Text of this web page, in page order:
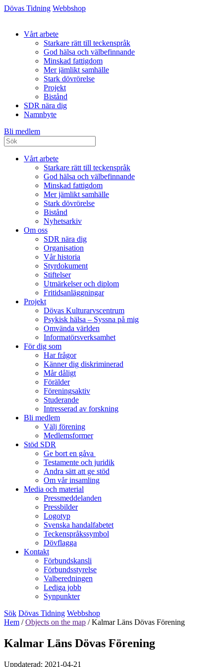
Dövas Tidning Webbshop
Vårt arbete
Starkare rätt till teckenspråk
God hälsa och välbefinnande
Minskad fattigdom
Mer jämlikt samhälle
Stark dövrörelse
Projekt
Bistånd
SDR nära dig
Namnbyte
Bli medlem
Vårt arbete
Starkare rätt till teckenspråk
God hälsa och välbefinnande
Minskad fattigdom
Mer jämlikt samhälle
Stark dövrörelse
Bistånd
Nyhetsarkiv
Om oss
SDR nära dig
Organisation
Vår historia
Styrdokument
Stiftelser
Utmärkelser och diplom
Fritidsanläggningar
Projekt
Dövas Kulturarvscentrum
Psykisk hälsa – Syssna på mig
Omvända världen
Informatörsverksamhet
För dig som
Har frågor
Känner dig diskriminerad
Mår dåligt
Förälder
Föreningsaktiv
Studerande
Intresserad av forskning
Bli medlem
Välj förening
Medlemsformer
Stöd SDR
Ge bort en gåva
Testamente och juridik
Andra sätt att ge stöd
Om vår insamling
Media och material
Pressmeddelanden
Pressbilder
Logotyp
Svenska handalfabetet
Teckenspråkssymbol
Dövflagga
Kontakt
Förbundskansli
Förbundsstyrelse
Valberedningen
Lediga jobb
Synpunkter
Sök Dövas Tidning Webbshop
Hem /Objects on the map /Kalmar Läns Dövas Förening
Kalmar Läns Dövas Förening
Uppdaterad: 2021-04-21